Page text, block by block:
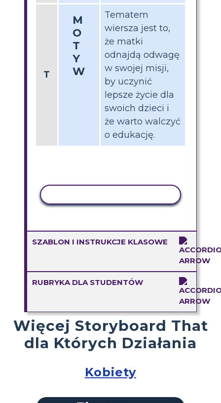
T
M
O
T
Y
W
Tematem
wiersza jest to,
że matki
odnajdą odwagę
w swojej misji,
by uczynić
lepsze życie dla
swoich dzieci i
że warto walczyć
o edukację.
SZABLON I INSTRUKCJE KLASOWE
RUBRYKA DLA STUDENTÓW
Więcej Storyboard That
dla Których Działania
Kobiety